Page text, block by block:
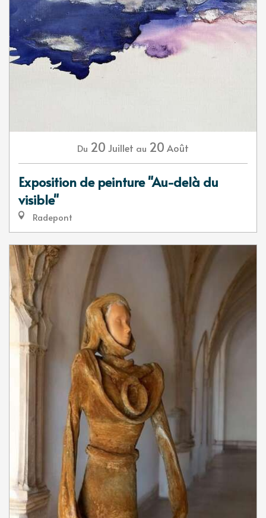
Du 20 Juillet au 20 Août
Exposition de peinture "Au-delà du
visible"
Radepont